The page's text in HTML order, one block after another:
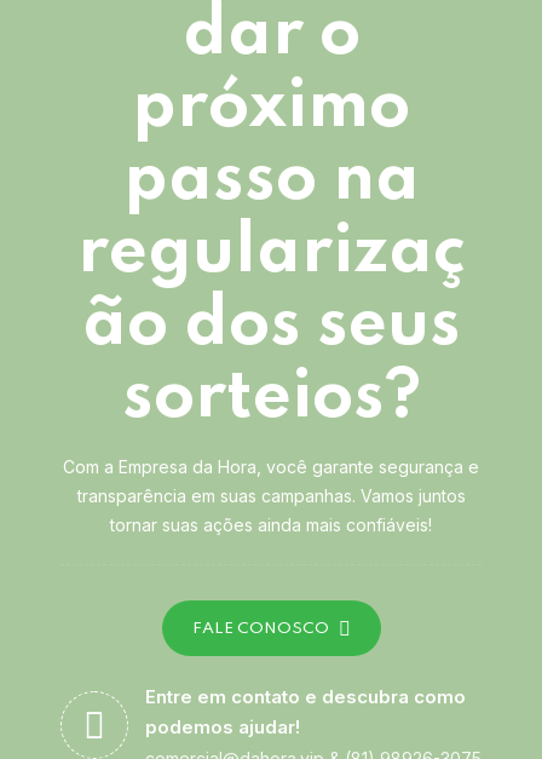
dar o
próximo
passo na
regularizaç
ão dos seus
sorteios?
Com a Empresa da Hora, você garante segurança e
transparência em suas campanhas. Vamos juntos
tornar suas ações ainda mais confiáveis!
FALE CONOSCO
Entre em contato e descubra como
podemos ajudar!